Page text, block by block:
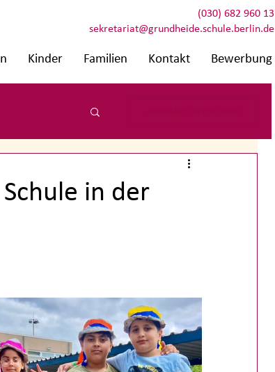
(030) 682 960 13
sekretariat@grundheide.schule.berlin.de
Kinder Familien Kontakt Bewerbung
in der